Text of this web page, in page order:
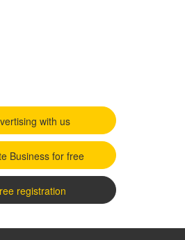
with us
Business for free
registration